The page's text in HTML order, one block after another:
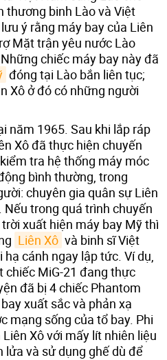
thương binh Lào và Việt
ý rằng máy bay của Liên
Mặt trận yêu nước Lào
chiếc máy bay này đã
đóng tại Lào bắn liên tục;
Xô ở đó có những người
năm 1965. Sau khi lắp ráp
Xô đã thực hiện chuyến
tra hệ thống máy móc
bình thường, trong
chuyên gia quân sự Liên
trong quá trình chuyến
xuất hiện máy bay Mỹ thì
Liên Xô và binh sĩ Việt
cánh ngay lập tức. Ví dụ,
MiG-21 đang thực
đã bị 4 chiếc Phantom
xuất sắc và phản xạ
mạng sống của tổ bay. Phi
Xô với mấy lít nhiên liệu
và sử dụng ghế dù để